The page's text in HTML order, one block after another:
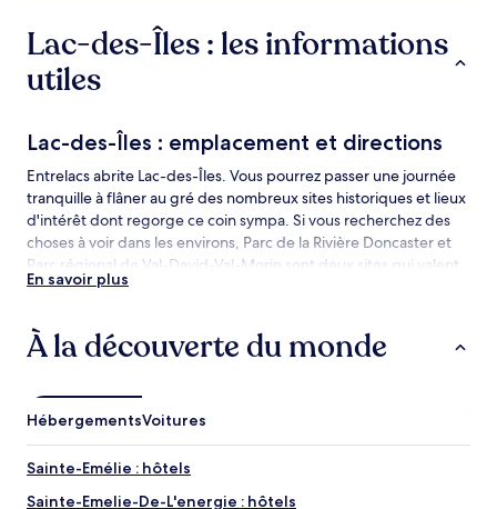
disponibilité
susceptibles
Des
conditions
supplémentaires
peuvent
s’appliquer.
Lac-des-Îles : les informations
utiles
Lac-des-Îles : emplacement et directions
Entrelacs abrite Lac-des-Îles. Vous pourrez passer une journée
tranquille à flâner au gré des nombreux sites historiques et lieux
d'intérêt dont regorge ce coin sympa. Si vous recherchez des
choses à voir dans les environs, Parc de la Rivière Doncaster et
Parc régional de Val-David-Val-Morin sont deux sites qui valent
le détour.
Lac-des-Îles : les choses à voir et activités à
proximité
Lac-des-Îles : les choses à voir à proximité
Lac Beaulne
Lac Beaulac
En savoir plus
À la découverte du monde
HébergementsVoitures
Sainte-Emélie : hôtels
Sainte-Emelie-De-L'energie : hôtels